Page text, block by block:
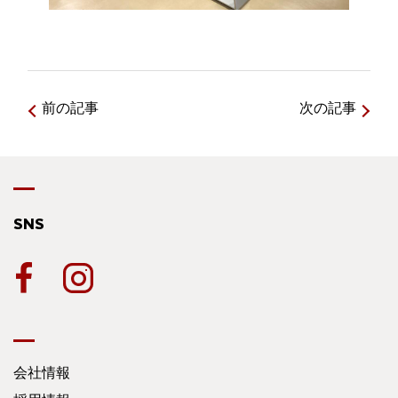
前の記事 次の記事
SNS
会社情報